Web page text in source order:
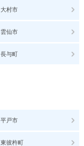
大村市
雲仙市
長与町
平戸市
東彼杵町